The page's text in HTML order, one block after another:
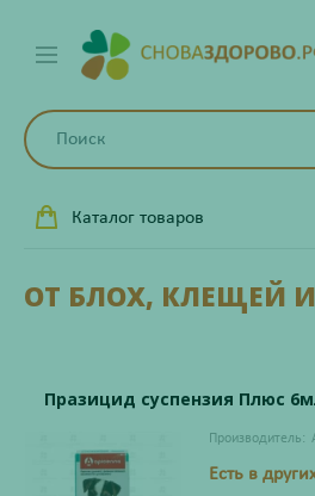
Каталог товаров
ОТ БЛОХ, КЛЕЩЕЙ
Празицид суспензия Плюс
Производитель:
Есть в